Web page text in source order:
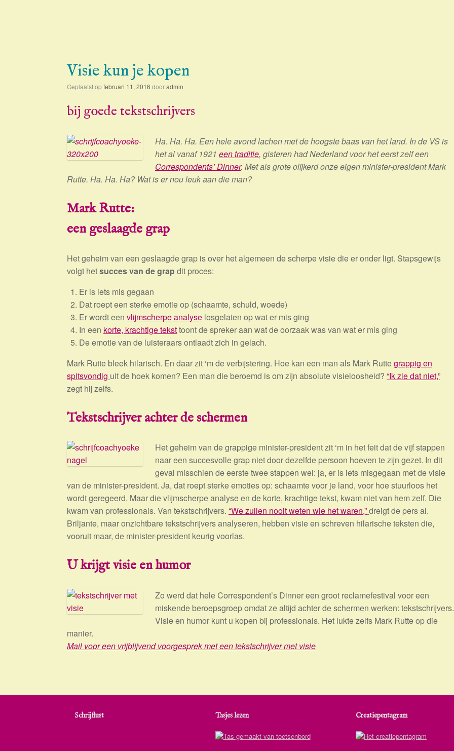
Visie kun je kopen
Geplaatst opfebruari 11, 2016 dooradmin
bij goede tekstschrijvers
Ha. Ha. Ha. Een hele avond lachen met de hoogste baas van het land. In de VS is
het al vanaf 1921 een traditie, gisteren had Nederland voor het eerst zelf een
Correspondents’ Dinner. Met als grote olijkerd onze eigen minister-president Mark
Rutte. Ha. Ha. Ha? Wat is er nou leuk aan die man?
Mark Rutte:
een geslaagde grap
Het geheim van een geslaagde grap is over het algemeen de scherpe visie die er onder ligt. Stapsgewijs
volgt hetsucces van de grap dit proces:
Er is iets mis gegaan
Dat roept een sterke emotie op (schaamte, schuld, woede)
Er wordt een vlijmscherpe analyse losgelaten op wat er mis ging
In een korte, krachtige teksttoont de spreker aan wat de oorzaak was van wat er mis ging
De emotie van de luisteraars ontlaadt zich in gelach.
Mark Rutte bleek hilarisch. En daar zit ‘m de verbijstering. Hoe kan een man als Mark Ruttegrappig en
spitsvondig uit de hoek komen? Een man die beroemd is om zijn absolute visieloosheid? “Ik zie dat niet,”
zegt hij zelfs.
Tekstschrijver achter de schermen
Het geheim van de grappige minister-president zit ‘m in het feit dat de vijf stappen
naar een succesvolle grap niet door dezelfde persoon hoeven te zijn gezet. In dit
geval misschien de eerste twee stappen wel: ja, er is iets misgegaan met de visie
van de minister-president. Ja, dat roept sterke emoties op: schaamte voor je land, voor hoe stuurloos het
wordt geregeerd. Maar die vlijmscherpe analyse en de korte, krachtige tekst, kwam niet van hem zelf. Die
kwam van professionals. Van tekstschrijvers. “We zullen nooit weten wie het waren,”dreigt de pers al.
Briljante, maar onzichtbare tekstschrijvers analyseren, hebben visie en schreven hilarische teksten die,
vooruit maar, de minister-president keurig voorlas.
U krijgt visie en humor
Zo werd dat hele Correspondent’s Dinner een groot reclamefestival voor een
miskende beroepsgroep omdat ze altijd achter de schermen werken: tekstschrijvers.
Visie en humor kunt u kopen bij professionals. Het lukte zelfs Mark Rutte op die
manier.
Mail voor een vrijblijvend voorgesprek met een tekstschrijver met visie
Schrijflust Tasjes lezen Creatiepentagram